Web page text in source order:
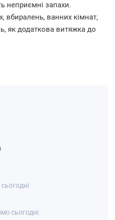
неприємні запахи.
вбиралень, ванних кімнат,
як додаткова витяжка до
сьогодні